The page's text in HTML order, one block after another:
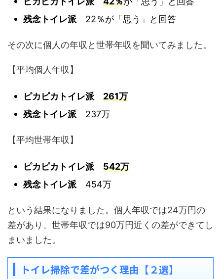
残念トイレ派 22％が「思う」と回答
その次に個人の年収と世帯年収を聞いてみました。
【平均個人年収】
ピカピカトイレ派
261万
残念トイレ派 237万
【平均世帯年収】
ピカピカトイレ派
542万
残念トイレ派 454万
という結果になりました。個人年収では24万円の
差があり、世帯年収では90万円近くの差ができてし
まいました。
トイレ掃除で差がつく理由【２選】